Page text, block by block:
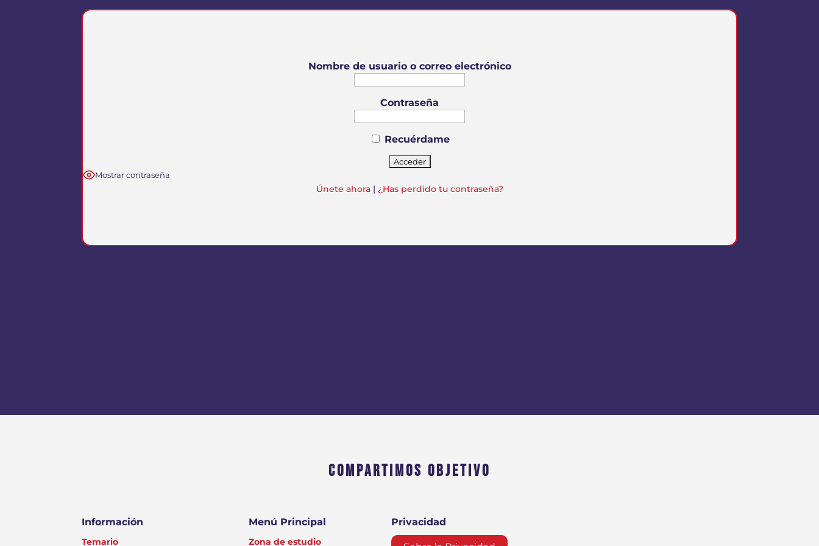
Nombre de usuario o correo electrónico
Contraseña
Recuérdame
Mostrar contraseña
Únete ahora| ¿Has perdido tu contraseña?
COMPARTIMOS OBJETIVO
Información
Temario
Menú Principal
Zona de estudio
Privacidad